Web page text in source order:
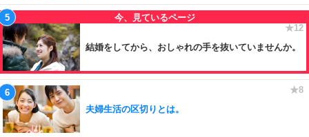
結婚をしてから、おしゃれの手を抜いていませんか。
夫婦生活の区切りとは。